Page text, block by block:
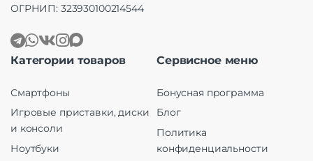
ОГРНИП: 323930100214544
Категории товаров
Смартфоны
Игровые приставки, диски
и консоли
Ноутбуки
Сервисное меню
Бонусная программа
Блог
Политика
конфиденциальности